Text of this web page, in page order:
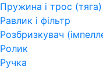
Пружина і трос (тяга)
Равлик і фільтр
Розбризкувач
Ролик
Ручка